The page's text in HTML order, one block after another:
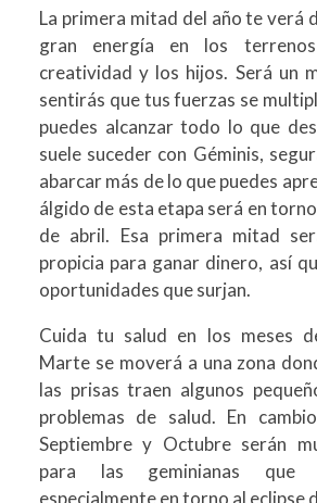
La primera mitad del año te verá
gran energía en los
creatividad y los hijos. Será un
sentirás que tus fuerzas se
puedes alcanzar todo lo que
suele suceder con Géminis,
abarcar más de lo que puedes
álgido de esta etapa será en
de abril. Esa primera mitad
propicia para ganar dinero, así
oportunidades que surjan.
Cuida tu salud en los meses
Marte se moverá a una zona
las prisas traen algunos
problemas de salud. En
Septiembre y Octubre serán
para las geminianas que
especialmente en torno al eclipse